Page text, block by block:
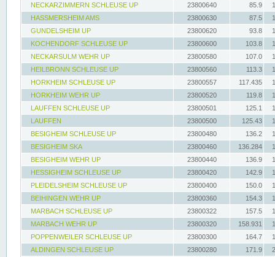
NECKARZIMMERN SCHLEUSE UP
23800640 85.9
HASSMERSHEIM AMS
23800630 87.5
GUNDELSHEIM UP
23800620 93.8
KOCHENDORF SCHLEUSE UP
23800600 103.8
NECKARSULM WEHR UP
23800580 107.0
HEILBRONN SCHLEUSE UP
23800560 113.3
HORKHEIM SCHLEUSE UP
23800557 117.435
HORKHEIM WEHR UP
23800520 119.8
LAUFFEN SCHLEUSE UP
23800501 125.1
LAUFFEN
23800500 125.43
BESIGHEIM SCHLEUSE UP
23800480 136.2
BESIGHEIM SKA
23800460 136.284
BESIGHEIM WEHR UP
23800440 136.9
HESSIGHEIM SCHLEUSE UP
23800420 142.9
PLEIDELSHEIM SCHLEUSE UP
23800400 150.0
BEIHINGEN WEHR UP
23800360 154.3
MARBACH SCHLEUSE UP
23800322 157.5
MARBACH WEHR UP
23800320 158.931
POPPENWEILER SCHLEUSE UP
23800300 164.7
ALDINGEN SCHLEUSE UP
23800280 171.9